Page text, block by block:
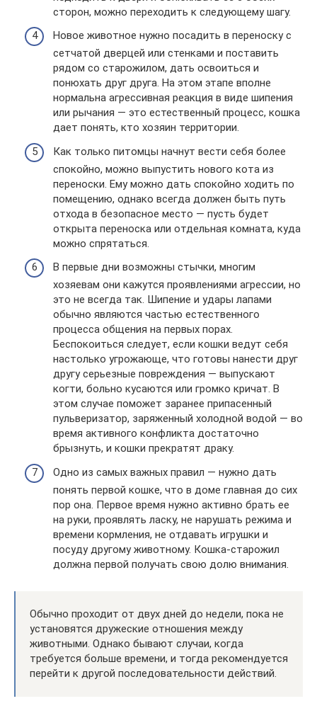
сторон, можно переходить к следующему шагу.
Новое животное нужно посадить в переноску с
сетчатой дверцей или стенками и поставить
рядом со старожилом, дать освоиться и
понюхать друг друга. На этом этапе вполне
нормальна агрессивная реакция в виде шипения
или рычания — это естественный процесс, кошка
дает понять, кто хозяин территории.
Как только питомцы начнут вести себя более
спокойно, можно выпустить нового кота из
переноски. Ему можно дать спокойно ходить по
помещению, однако всегда должен быть путь
отхода в безопасное место — пусть будет
открыта переноска или отдельная комната, куда
можно спрятаться.
В первые дни возможны стычки, многим
хозяевам они кажутся проявлениями агрессии, но
это не всегда так. Шипение и удары лапами
обычно являются частью естественного
процесса общения на первых порах.
Беспокоиться следует, если кошки ведут себя
настолько угрожающе, что готовы нанести друг
другу серьезные повреждения — выпускают
когти, больно кусаются или громко кричат. В
этом случае поможет заранее припасенный
пульверизатор, заряженный холодной водой — во
время активного конфликта достаточно
брызнуть, и кошки прекратят драку.
Одно из самых важных правил — нужно дать
понять первой кошке, что в доме главная до сих
пор она. Первое время нужно активно брать ее
на руки, проявлять ласку, не нарушать режима и
времени кормления, не отдавать игрушки и
посуду другому животному. Кошка-старожил
должна первой получать свою долю внимания.
Обычно проходит от двух дней до недели, пока не
установятся дружеские отношения между
животными. Однако бывают случаи, когда
требуется больше времени, и тогда рекомендуется
перейти к другой последовательности действий.